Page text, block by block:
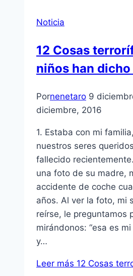
Noticia
12 Cosas
niños han
Pornenetaro 9
diciembre, 2016
1. Estaba con mi
nuestros seres
fallecido
una foto de su madre,
accidente de coche
años. Al ver la foto, mi
reírse, le preguntamos
mirándonos: “esa es
y…
Leer más 12 Cosas